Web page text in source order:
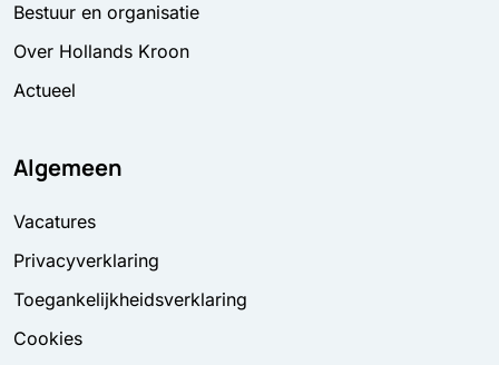
Bestuur en organisatie
Over Hollands Kroon
Actueel
Algemeen
Vacatures
Privacyverklaring
Toegankelijkheidsverklaring
Cookies